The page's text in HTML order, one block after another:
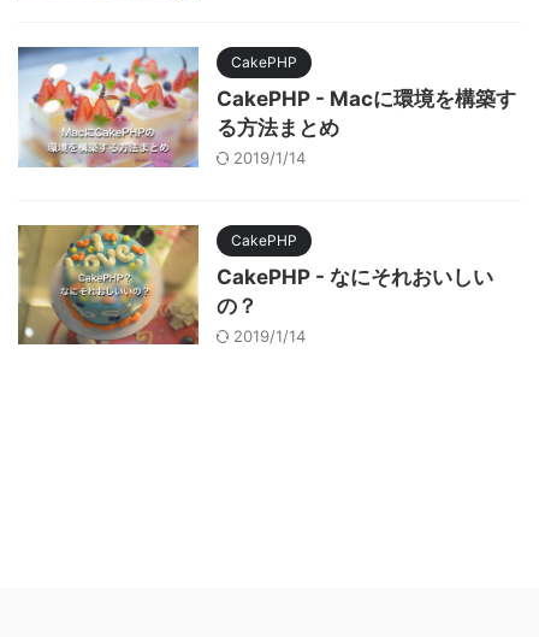
CakePHP
CakePHP - Macに環境を構築す
る方法まとめ
2019/1/14
CakePHP
CakePHP - なにそれおいしい
の？
2019/1/14